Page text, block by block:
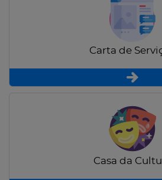
Carta de
Casa da